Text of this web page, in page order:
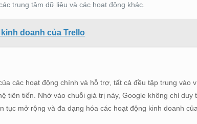
trung tâm dữ liệu và các hoạt động khác.
doanh của Trello
các hoạt động chính và hỗ trợ, tất cả đều tập trung vào
tiên tiến. Nhờ vào chuỗi giá trị này, Google không chỉ
mở rộng và đa dạng hóa các hoạt động kinh doanh